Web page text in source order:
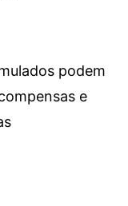
podem
e